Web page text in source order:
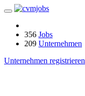
356 Jobs
209 Unternehmen
Unternehmen registrieren